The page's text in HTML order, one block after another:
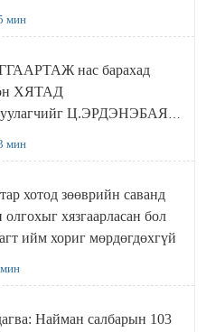
мин
нас барахад
ХЯТАД
Ц.ЭРДЭНЭБАЯР
мин
хотод зөөврийн саванд
бол
ийм хориг мөрдөгдөхгүй
Найман салбарын 103